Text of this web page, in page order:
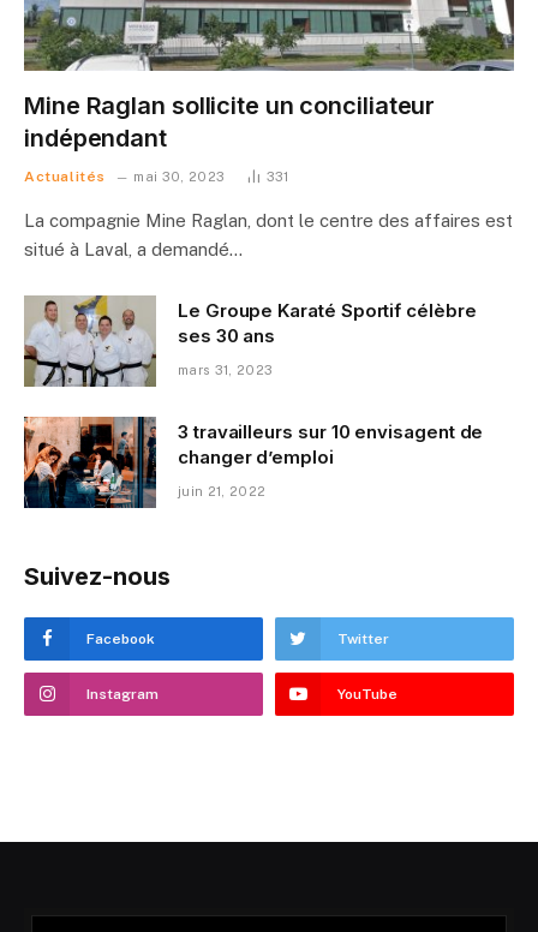
Mine Raglan sollicite un conciliateur
indépendant
Actualités mai 30, 2023 331
La compagnie Mine Raglan, dont le centre des affaires est
situé à Laval, a demandé…
Le Groupe Karaté Sportif célèbre
ses 30 ans
mars 31, 2023
3 travailleurs sur 10 envisagent de
changer d’emploi
juin 21, 2022
Suivez-nous
Facebook Twitter
Instagram YouTube